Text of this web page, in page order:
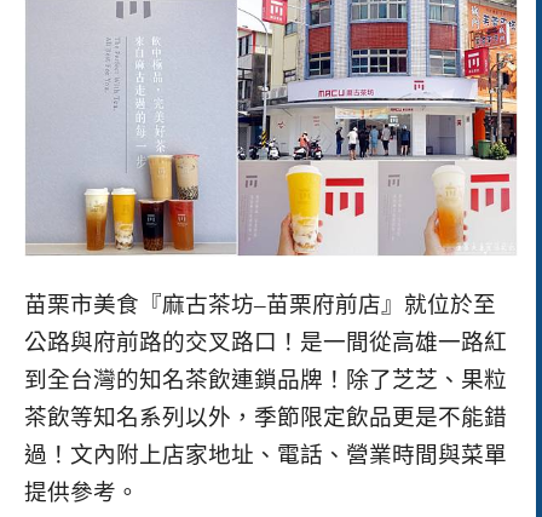
苗栗市美食『麻古茶坊–苗栗府前店』就位於至
公路與府前路的交叉路口！是一間從高雄一路紅
到全台灣的知名茶飲連鎖品牌！除了芝芝、果粒
茶飲等知名系列以外，季節限定飲品更是不能錯
過！ 文內附上店家地址、電話、營業時間與菜單
提供參考。